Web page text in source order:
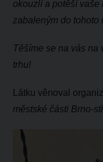
okouzlí a potěší vaše
zabaleným do tohoto
Těšíme se na vás na
trhu!
Látku věnoval
městské části Brno-